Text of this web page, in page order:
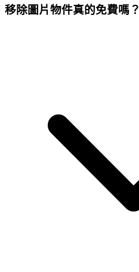
移除圖片物件真的免費嗎？